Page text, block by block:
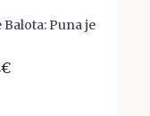
Balota: Puna je